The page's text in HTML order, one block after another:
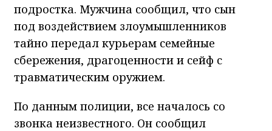
подростка. Мужчина сообщил, что сын
под воздействием злоумышленников
тайно передал курьерам семейные
сбережения, драгоценности и сейф с
травматическим оружием.
По данным полиции, все началось со
звонка неизвестного. Он сообщил